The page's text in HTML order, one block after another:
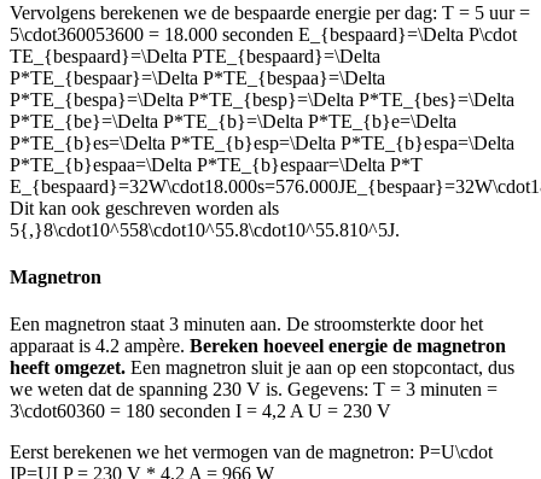
Vervolgens berekenen we de bespaarde energie per dag: T = 5 uur =
5\cdot360053600 = 18.000 seconden E_{bespaard}=\Delta P\cdot
TE_{bespaard}=\Delta PTE_{bespaard}=\Delta
P*TE_{bespaar}=\Delta P*TE_{bespaa}=\Delta
P*TE_{bespa}=\Delta P*TE_{besp}=\Delta P*TE_{bes}=\Delta
P*TE_{be}=\Delta P*TE_{b}=\Delta P*TE_{b}e=\Delta
P*TE_{b}es=\Delta P*TE_{b}esp=\Delta P*TE_{b}espa=\Delta
P*TE_{b}espaa=\Delta P*TE_{b}espaar=\Delta P*T
Dit kan ook geschreven worden als
5{,}8\cdot10^558\cdot10^55.8\cdot10^55.810^5J.
Magnetron
Een magnetron staat 3 minuten aan. De stroomsterkte door het
apparaat is 4.2 ampère. Bereken hoeveel energie de magnetron
heeft omgezet. Een magnetron sluit je aan op een stopcontact, dus
we weten dat de spanning 230 V is. Gegevens: T = 3 minuten =
3\cdot60360 = 180 seconden I = 4,2 A U = 230 V
Eerst berekenen we het vermogen van de magnetron: P=U\cdot
IP=UI P = 230 V * 4,2 A = 966 W